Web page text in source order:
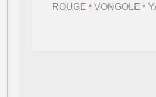
ROUGE * VONGOLE *